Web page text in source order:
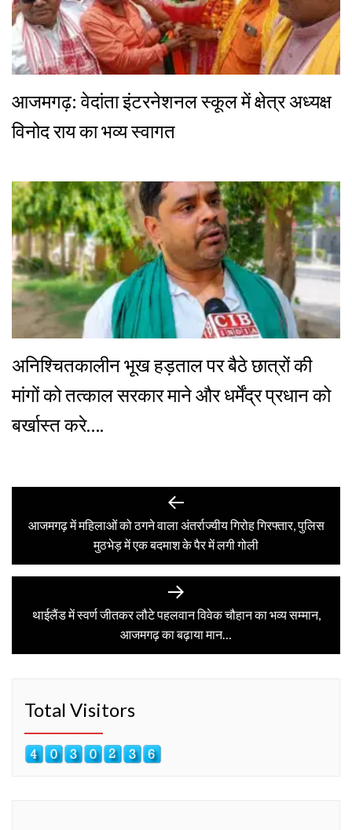
आजमगढ़: वेदांता इंटरनेशनल स्कूल में क्षेत्र अध्यक्ष
विनोद राय का भव्य स्वागत
अनिश्चितकालीन भूख हड़ताल पर बैठे छात्रों की
मांगों को तत्काल सरकार माने और धर्मेंद्र प्रधान को
बर्खास्त करे….
navigation
Previous
post:
आजमगढ़ में महिलाओं को ठगने वाला अंतर्राज्यीय गिरोह गिरफ्तार, पुलिस
मुठभेड़ में एक बदमाश के पैर में लगी गोली
Next
post:
थाईलैंड में स्वर्ण जीतकर लौटे पहलवान विवेक चौहान का भव्य सम्मान,
आजमगढ़ का बढ़ाया मान…
Total Visitors